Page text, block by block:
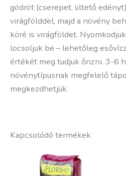
gödröt (cserepet, ültető
virágfölddel, majd a növény
köré is virágföldet.
locsoljuk be – lehetőleg
értékét meg tudjuk őrizni. 3-6
növénytípusnak megfelelő
megkezdhetjük.
Kapcsolódó termékek